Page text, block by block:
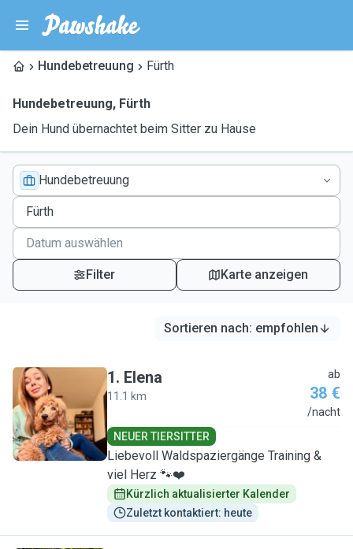
Hundebetreuung Fürth
Hundebetreuung, Fürth
Dein Hund übernachtet beim Sitter zu Hause
Hundebetreuung
Filter Karte anzeigen
Sortieren nach: empfohlen
E
1. Elena
11.1 km
ab
38 €
/nacht
NEUER TIERSITTER
Liebevoll Waldspaziergänge Training &
viel Herz 🐾❤️
Kürzlich aktualisierter Kalender
Zuletzt kontaktiert: heute